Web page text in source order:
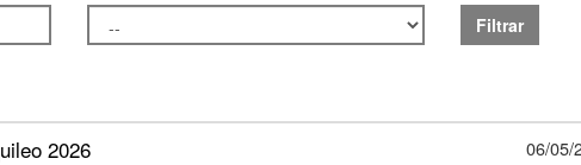
Filtrar
2026 06/05/